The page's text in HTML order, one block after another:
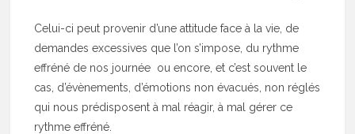
Celui-ci peut provenir d’une attitude face à la vie, de
demandes excessives que l’on s’impose, du rythme
effréné de nos journée ou encore, et c’est souvent le
cas, d’évènements, d’émotions non évacués, non réglés
qui nous prédisposent à mal réagir, à mal gérer ce
rythme effréné.